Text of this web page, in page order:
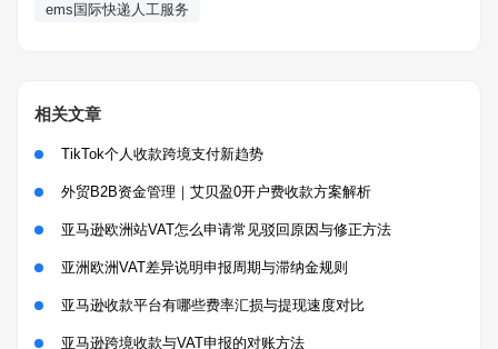
ems国际快递人工服务
相关文章
TikTok个人收款跨境支付新趋势
外贸B2B资金管理｜艾贝盈0开户费收款方案解析
亚马逊欧洲站VAT怎么申请常见驳回原因与修正方法
亚洲欧洲VAT差异说明申报周期与滞纳金规则
亚马逊收款平台有哪些费率汇损与提现速度对比
亚马逊跨境收款与VAT申报的对账方法